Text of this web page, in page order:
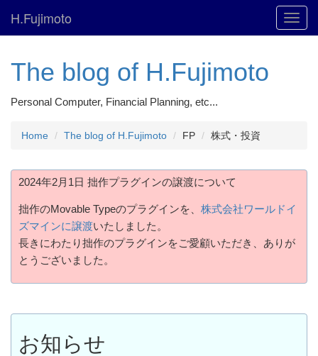
H.Fujimoto
The blog of H.Fujimoto
Personal Computer, Financial Planning, etc...
Home The blog of H.Fujimoto FP 株式・投資
2024年2月1日 拙作プラグインの譲渡について
拙作のMovable Typeのプラグインを、 株式会社ワールドイ
ズマインに譲渡いたしました。
長きにわたり拙作のプラグインをご愛顧いただき、ありが
とうございました。
お知らせ